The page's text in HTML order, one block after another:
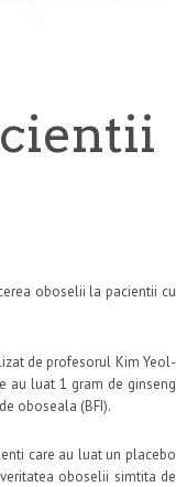
oboselii la pacientii cu
de profesorul Kim Yeol-
au luat 1 gram de ginseng
oboseala (BFI).
care au luat un placebo
oboselii simtita de